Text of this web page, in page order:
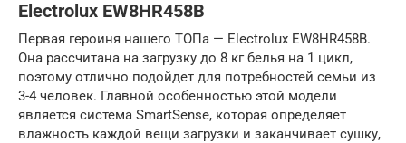
Electrolux EW8HR458B
Первая героиня нашего ТОПа — Electrolux EW8HR458B.
Она рассчитана на загрузку до 8 кг белья на 1 цикл,
поэтому отлично подойдет для потребностей семьи из
3-4 человек. Главной особенностью этой модели
является система SmartSense, которая определяет
влажность каждой вещи загрузки и заканчивает сушку,